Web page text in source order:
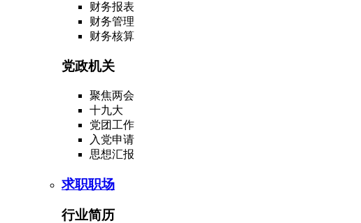
财务报表
财务管理
财务核算
党政机关
聚焦两会
十九大
党团工作
入党申请
思想汇报
求职职场
行业简历